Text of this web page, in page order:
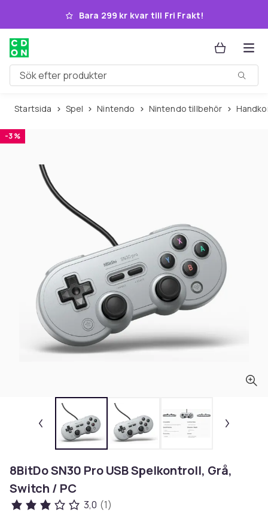
Hoppa till huvudinnehållet
Bara 299 kr kvar till Fri Frakt!
Sök efter produkter
Startsida Spel Nintendo Nintendo tillbehör
-3 %
8BitDo SN30 Pro USB Spelkontroll, Grå,
Switch / PC
3,0 (1)